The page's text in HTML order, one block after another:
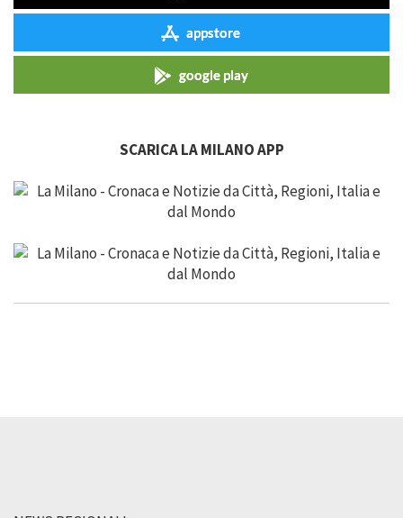
appstore
google play
SCARICA LA MILANO APP